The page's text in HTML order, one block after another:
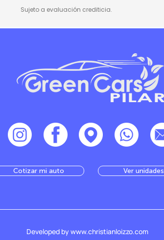
Sujeto a evaluación crediticia.
Cotizar mi auto Ver unidades
Developed by www.christianloizzo.com